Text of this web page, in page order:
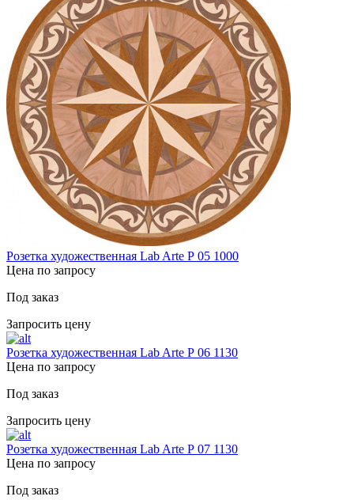
Розетка художественная Lab Arte Р 05 1000
Цена по запросу
Под заказ
Запросить цену
Розетка художественная Lab Arte Р 06 1130
Цена по запросу
Под заказ
Запросить цену
Розетка художественная Lab Arte Р 07 1130
Цена по запросу
Под заказ